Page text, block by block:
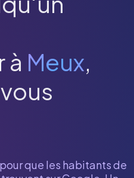
à Meux,
que les habitants de